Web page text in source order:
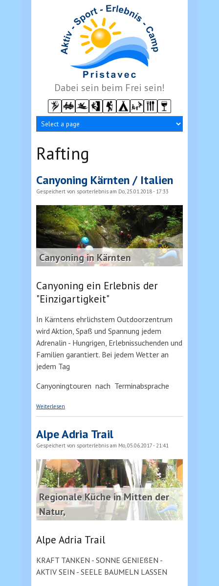
Dabei sein beim Frei sein!
Rafting
Canyoning Kärnten / Italien
Gespeichert von sporterlebnis am Do, 25.01.2018 - 17:33
Canyoning in Kärnten
Canyoning ein Erlebnis der
"Einzigartigkeit"
In Kärntens ehrlichstem Outdoorzentrum
wird Aktion, Spaß und Spannung jedem
Adrenalin - Hungrigen, Erlebnissuchenden und
Familien garantiert. Bei jedem Wetter an
jedem Tag
Canyoningtouren nach Terminabsprache
Weiterlesen
Alpe Adria Trail
Gespeichert von sporterlebnis am Mo, 05.06.2017 - 21:41
Regionale Küche in Mitten der
Natur,
Alpe Adria Trail
KRAFT TANKEN - SONNE GENIEßEN -
AKTIV SEIN - SEELE BAUMELN LASSEN